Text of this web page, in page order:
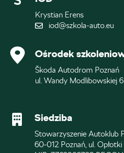
Krystian Erens
iod@szkola-auto.eu
Ośrodek
Škoda Autodrom Poznań
ul. Wandy Modlibowskiej 6
Siedziba
Stowarzyszenie Autoklub
60-012 Poznań, ul. Opłotki